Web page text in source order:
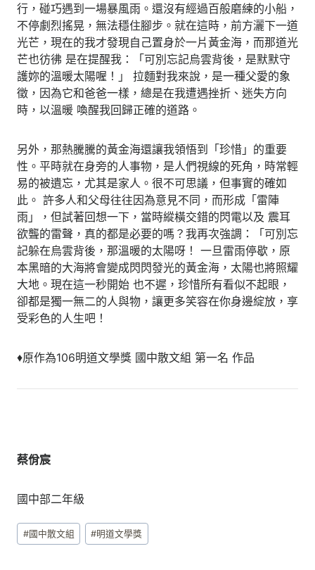
行，碰巧遇到一場暴風雨。還沒有經過百般磨練的小船，
不停劇烈搖晃，無法穩住腳步。就在這時，前方灑下一道
光芒，現在的我才發現自己置身於一片黃金海，而那道光
芒也彷彿 是在提醒我：「可別忘記烏雲背後，是默默守
護妳的溫暖太陽喔！」 拉麵對我來說，是一種父愛的象
徵，因為它和爸爸一樣，總是在我遭遇挫折、迷失方向
時，以溫暖 喚醒我回歸正確的道路。
另外，那熱騰騰的黃金海還讓我領悟到「珍惜」的重要
性。平時就在身旁的人事物，是人們視線的死角，時常輕
易的被遺忘，尤其是家人。很不可思議，但事實的確如
此。 許多人和父母往往因為意見不同，而形成「雷陣
雨」，但試著回想一下，當時縱橫交錯的閃電以及 震耳
欲聾的雷聲，真的都是必要的嗎？我再次強調：「可別忘
記躲在烏雲背後，那溫暖的太陽呀！ 一旦雷雨停歇，原
本黑暗的大海將會變成閃閃發光的黃金海，太陽也將照耀
大地。現在這一秒開始 也不遲，珍惜所有看似不起眼，
卻都是獨一無二的人與物，讓更多笑容在你身邊綻放，享
受彩色的人生吧！
♦原作為106明道文學獎 國中散文組 第一名 作品
蔡佾宸
國中部二年級
Post
Tags:
#國中散文組 #明道文學獎